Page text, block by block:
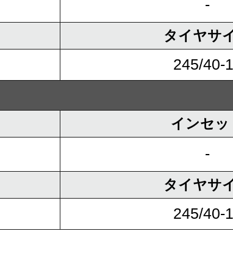
-
タイヤサ
245/40-
インセッ
-
タイヤサ
245/40-